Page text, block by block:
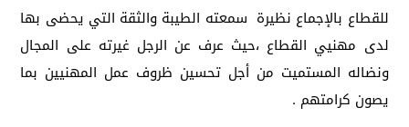
للقطاع بالإجماع نظيرة سمعته الطيبة والثقة التي يحضى بها
لدى مهنيي القطاع ،حيث عرف عن الرجل غيرته على المجال
ونضاله المستميت من أجل تحسين ظروف عمل المهنيين بما
يصون كرامتهم .